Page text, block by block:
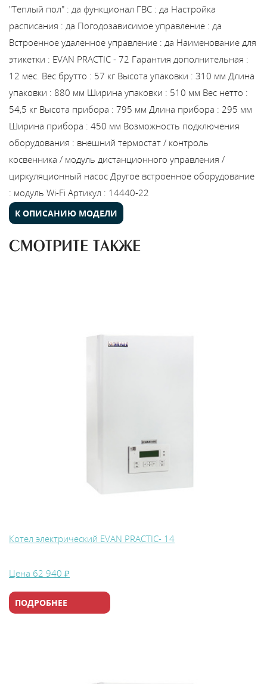
"Теплый пол" : да функционал ГВС : да Настройка
расписания : да Погодозависимое управление : да
Встроенное удаленное управление : да Наименование для
этикетки : EVAN PRACTIC - 72 Гарантия дополнительная :
12 мес. Вес брутто : 57 кг Высота упаковки : 310 мм Длина
упаковки : 880 мм Ширина упаковки : 510 мм Вес нетто :
54,5 кг Высота прибора : 795 мм Длина прибора : 295 мм
Ширина прибора : 450 мм Возможность подключения
оборудования : внешний термостат / контроль
косвенника / модуль дистанционного управления /
циркуляционный насос Другое встроенное оборудование
: модуль Wi-Fi Артикул : 14440-22
К ОПИСАНИЮ МОДЕЛИ
СМОТРИТЕ ТАКЖЕ
Котел электрический EVAN PRACTIC- 14
Цена 62 940 ₽
ПОДРОБНЕЕ